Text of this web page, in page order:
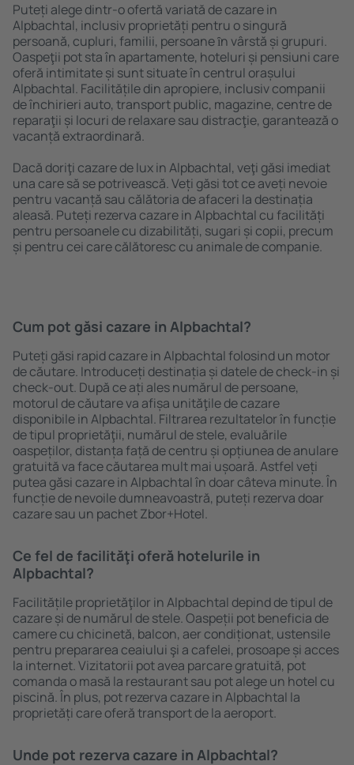
Puteți alege dintr-o ofertă variată de cazare in
Alpbachtal, inclusiv proprietăți pentru o singură
persoană, cupluri, familii, persoane ȋn vârstă și grupuri.
Oaspeţii pot sta în apartamente, hoteluri și pensiuni care
oferă intimitate și sunt situate în centrul orașului
Alpbachtal. Facilitățile din apropiere, inclusiv companii
de închirieri auto, transport public, magazine, centre de
reparaţii și locuri de relaxare sau distracţie, garantează o
vacanță extraordinară.
Dacă doriţi cazare de lux in Alpbachtal, veţi găsi imediat
una care să se potrivească. Veți găsi tot ce aveți nevoie
pentru vacanță sau călătoria de afaceri la destinația
aleasă. Puteți rezerva cazare in Alpbachtal cu facilități
pentru persoanele cu dizabilități, sugari și copii, precum
și pentru cei care călătoresc cu animale de companie.
Cum pot găsi cazare in Alpbachtal?
Puteți găsi rapid cazare in Alpbachtal folosind un motor
de căutare. Introduceți destinația și datele de check-in și
check-out. După ce ați ales numărul de persoane,
motorul de căutare va afișa unităţile de cazare
disponibile in Alpbachtal. Filtrarea rezultatelor în funcție
de tipul proprietăţii, numărul de stele, evaluările
oaspeților, distanța față de centru și opțiunea de anulare
gratuită va face căutarea mult mai ușoară. Astfel veți
putea găsi cazare in Alpbachtal în doar câteva minute. În
funcție de nevoile dumneavoastră, puteți rezerva doar
cazare sau un pachet Zbor+Hotel.
Ce fel de facilităţi oferă hotelurile in
Alpbachtal?
Facilitățile proprietăţilor in Alpbachtal depind de tipul de
cazare și de numărul de stele. Oaspeții pot beneficia de
camere cu chicinetă, balcon, aer condiționat, ustensile
pentru prepararea ceaiului şi a cafelei, prosoape și acces
la internet. Vizitatorii pot avea parcare gratuită, pot
comanda o masă la restaurant sau pot alege un hotel cu
piscină. În plus, pot rezerva cazare in Alpbachtal la
proprietăți care oferă transport de la aeroport.
Unde pot rezerva cazare in Alpbachtal?